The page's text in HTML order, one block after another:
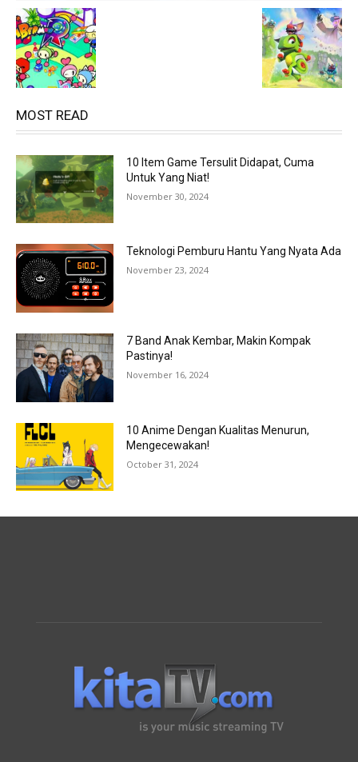
MOST READ
10 Item Game Tersulit Didapat, Cuma
Untuk Yang Niat!
November 30, 2024
Teknologi Pemburu Hantu Yang Nyata Ada
November 23, 2024
7 Band Anak Kembar, Makin Kompak
Pastinya!
November 16, 2024
10 Anime Dengan Kualitas Menurun,
Mengecewakan!
October 31, 2024